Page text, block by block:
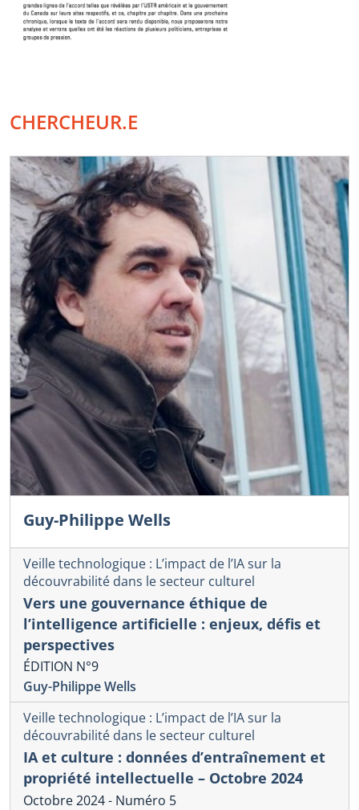
CHERCHEUR.E
Guy-Philippe Wells
Veille technologique : L’impact de l’IA sur la
découvrabilité dans le secteur culturel
Vers une gouvernance éthique de
l’intelligence artificielle : enjeux, défis et
perspectives
ÉDITION N°9
Guy-Philippe Wells
Veille technologique : L’impact de l’IA sur la
découvrabilité dans le secteur culturel
IA et culture : données d’entraînement et
propriété intellectuelle – Octobre 2024
Octobre 2024 - Numéro 5